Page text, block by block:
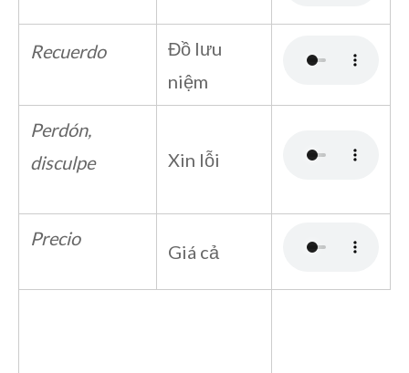
Recuerdo
Đồ lưu
niệm
Perdón,
disculpe
Xin lỗi
Precio
Giá cả